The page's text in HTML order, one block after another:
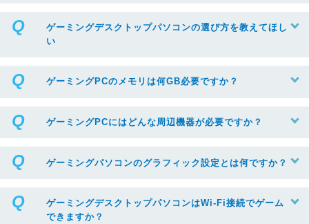
ゲーミングデスクトップパソコンの選び方を教えてほし
い
ゲーミングPCのメモリは何GB必要ですか？
ゲーミングPCにはどんな周辺機器が必要ですか？
ゲーミングパソコンのグラフィック設定とは何ですか？
ゲーミングデスクトップパソコンはWi-Fi接続でゲーム
できますか？